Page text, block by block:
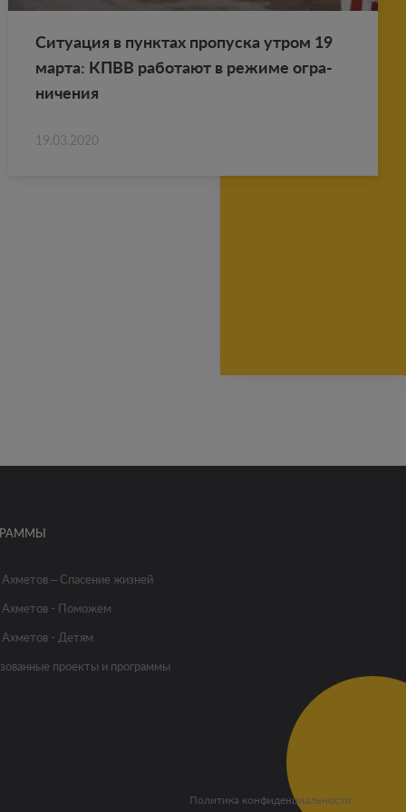
Си­ту­а­ция в пунк­тах про­пус­ка утром 19
марта: КПВВ ра­бо­та­ют в ре­жи­ме огра­
ни­че­ния
19.03.2020
– Спасение жизней
Ахметов - Поможем
Ахметов - Детям
проекты и программы
Политика конфиденциальности